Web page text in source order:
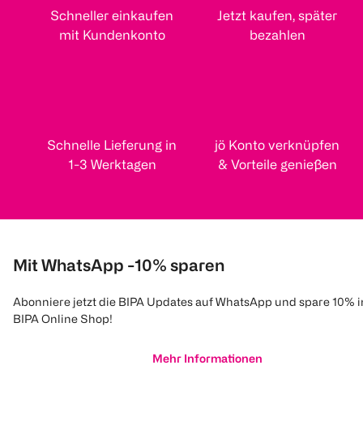
Schneller einkaufen
mit Kundenkonto
Jetzt kaufen, später
bezahlen
Schnelle Lieferung in
1-3 Werktagen
jö Konto verknüpfen
& Vorteile genießen
Mit WhatsApp -10% sparen
Abonniere jetzt die BIPA Updates auf WhatsApp und spare 10%
BIPA Online Shop!
Mehr Informationen